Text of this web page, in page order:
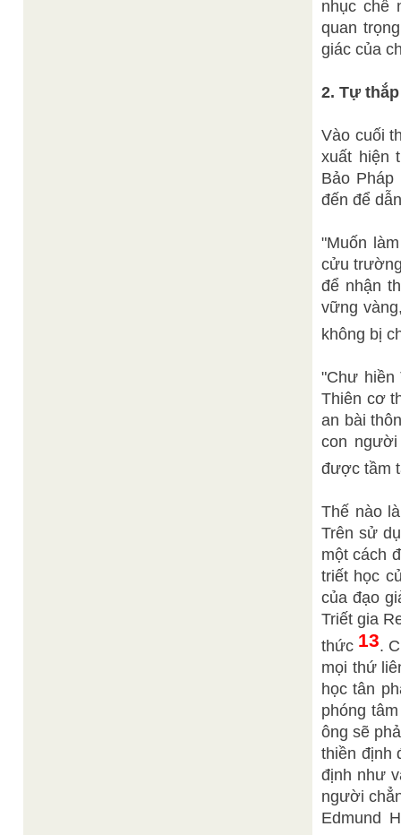
nhục chế
quan
giác của
2. Tự
Vào cuối
xuất hiện
Bảo
đến để
"Muốn
cửu
để nhận
vững
không bị
"Chư hiền
Thiên cơ
an bài
con
được tầm
Thế nào
Trên sử
một cách
triết học
của đạo
Triết gia
thức 13.
mọi thứ
học tân
phóng
ông sẽ
thiền định
định như
người
Edmund